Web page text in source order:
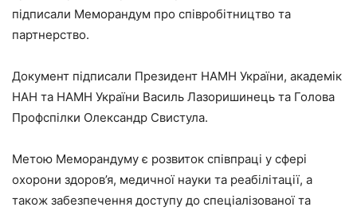
підписали Меморандум про співробітництво та
партнерство.
Документ підписали Президент НАМН України, академік
НАН та НАМН України Василь Лазоришинець та Голова
Профспілки Олександр Свистула.
Метою Меморандуму є розвиток співпраці у сфері
охорони здоров’я, медичної науки та реабілітації, а
також забезпечення доступу до спеціалізованої та